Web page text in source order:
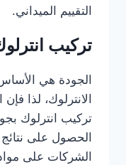
التقييم الميداني.
تركيب
الجودة هي
الانترلوك، لذا
تركيب انترلوك
الحصول على
الشركات على